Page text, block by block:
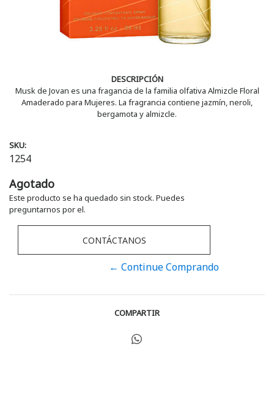
DESCRIPCIÓN
Musk de Jovan es una fragancia de la familia olfativa Almizcle Floral
Amaderado para Mujeres. La fragrancia contiene jazmín, neroli,
bergamota y almizcle.
SKU:
1254
Agotado
Este producto se ha quedado sin stock. Puedes
preguntarnos por el.
CONTÁCTANOS
← Continue Comprando
COMPARTIR